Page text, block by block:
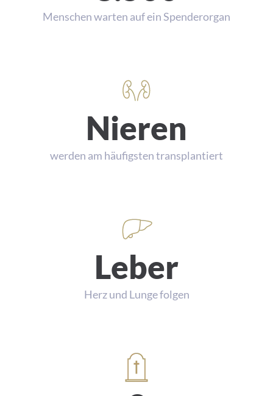
Menschen warten auf ein Spenderorgan
Nieren
werden am häufigsten transplantiert
Leber
Herz und Lunge folgen